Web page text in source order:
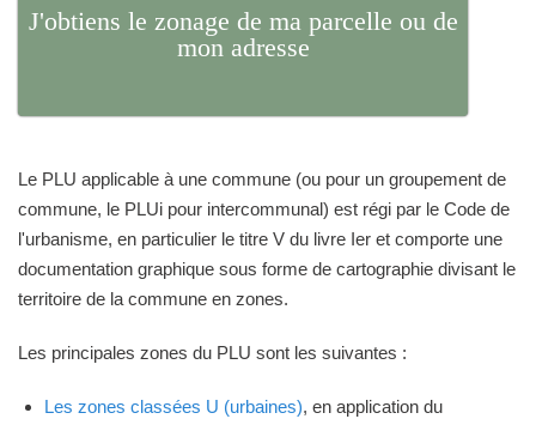
J'obtiens le zonage de ma parcelle ou de
mon adresse
Le PLU applicable à une commune (ou pour un groupement de
commune, le PLUi pour intercommunal) est régi par le Code de
l'urbanisme, en particulier le titre V du livre Ier et comporte une
documentation graphique sous forme de cartographie divisant le
territoire de la commune en zones.
Les principales zones du PLU sont les suivantes :
Les zones classées U (urbaines), en application du